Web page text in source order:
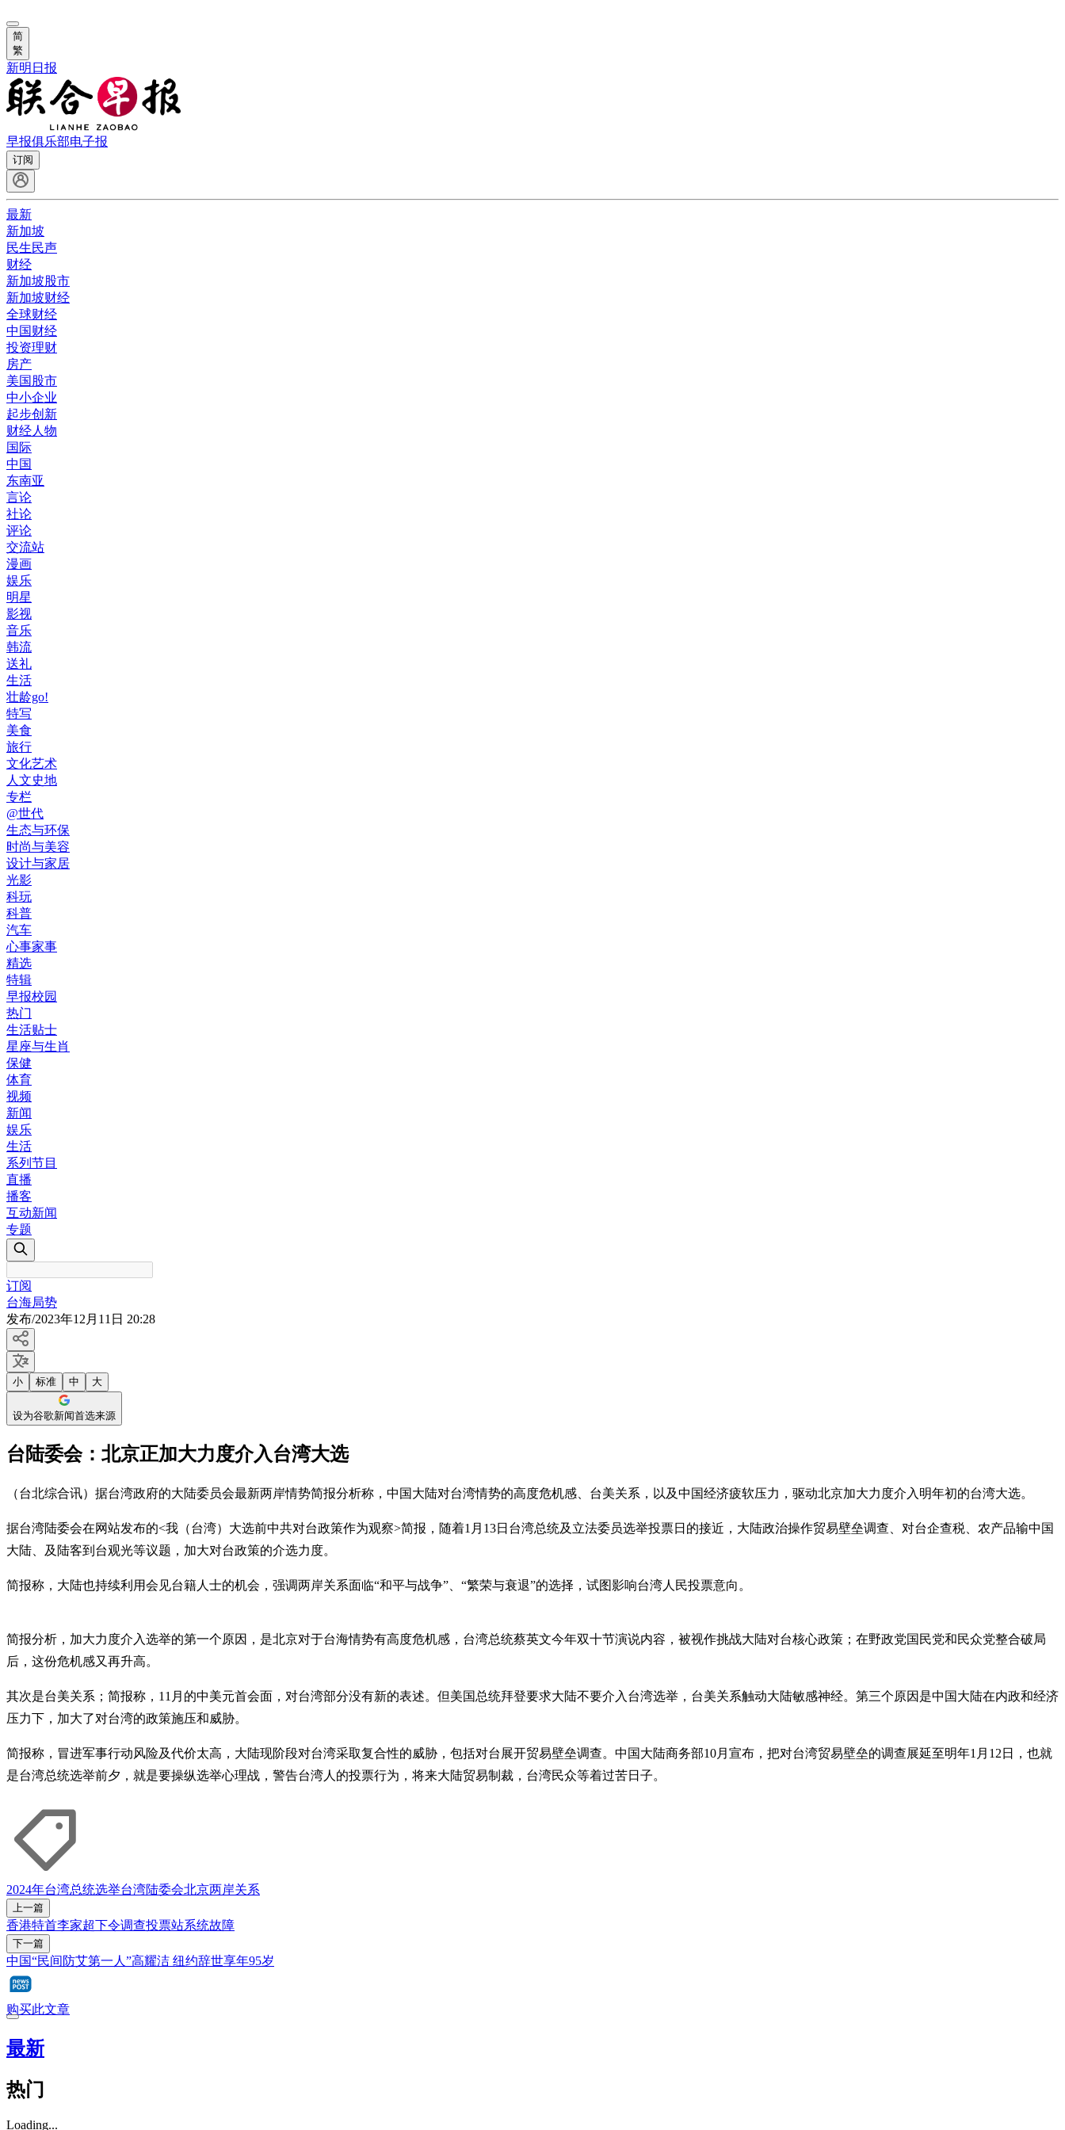
简
繁
新明日报
早报俱乐部电子报
订阅
最新
新加坡
民生民声
财经
新加坡股市
新加坡财经
全球财经
中国财经
投资理财
房产
美国股市
中小企业
起步创新
财经人物
国际
中国
东南亚
言论
社论
评论
交流站
漫画
娱乐
明星
影视
音乐
韩流
送礼
生活
壮龄go!
特写
美食
旅行
文化艺术
人文史地
专栏
@世代
生态与环保
时尚与美容
设计与家居
光影
科玩
科普
汽车
心事家事
精选
特辑
早报校园
热门
生活贴士
星座与生肖
保健
体育
视频
新闻
娱乐
生活
系列节目
直播
播客
互动新闻
专题
订阅
台海局势
发布/2023年12月11日 20:28
小 标准 中 大
设为谷歌新闻首选来源
台陆委会：北京正加大力度介入台湾大选
（台北综合讯）据台湾政府的大陆委员会最新两岸情势简报分析称，中国大陆对台湾情势的高度危机感、台美关系，以及中国经济疲软压力，驱动北京加大力度介入明年初的台湾大选。
据台湾陆委会在网站发布的<我（台湾）大选前中共对台政策作为观察>简报，随着1月13日台湾总统及立法委员选举投票日的接近，大陆政治操作贸易壁垒调查、对台企查税、农产品输中国
大陆、及陆客到台观光等议题，加大对台政策的介选力度。
简报称，大陆也持续利用会见台籍人士的机会，强调两岸关系面临“和平与战争”、“繁荣与衰退”的选择，试图影响台湾人民投票意向。
简报分析，加大力度介入选举的第一个原因，是北京对于台海情势有高度危机感，台湾总统蔡英文今年双十节演说内容，被视作挑战大陆对台核心政策；在野政党国民党和民众党整合破局
后，这份危机感又再升高。
其次是台美关系；简报称，11月的中美元首会面，对台湾部分没有新的表述。但美国总统拜登要求大陆不要介入台湾选举，台美关系触动大陆敏感神经。第三个原因是中国大陆在内政和经济
压力下，加大了对台湾的政策施压和威胁。
简报称，冒进军事行动风险及代价太高，大陆现阶段对台湾采取复合性的威胁，包括对台展开贸易壁垒调查。中国大陆商务部10月宣布，把对台湾贸易壁垒的调查展延至明年1月12日，也就
是台湾总统选举前夕，就是要操纵选举心理战，警告台湾人的投票行为，将来大陆贸易制裁，台湾民众等着过苦日子。
2024年台湾总统选举台湾陆委会北京两岸关系
上一篇
香港特首李家超下令调查投票站系统故障
下一篇
中国“民间防艾第一人”高耀洁 纽约辞世享年95岁
购买此文章
最新
热门
Loading...